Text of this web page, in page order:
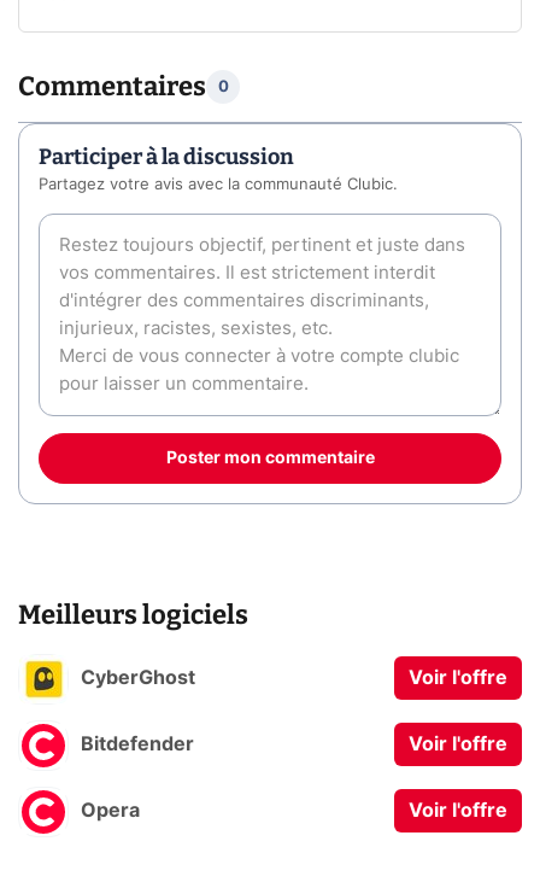
Commentaires 0
Participer à la discussion
Partagez votre avis avec la communauté Clubic.
Poster mon commentaire
Meilleurs logiciels
CyberGhost Voir l'offre
Bitdefender Voir l'offre
Opera Voir l'offre